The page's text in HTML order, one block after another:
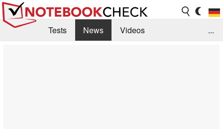
Tests News
Videos
...